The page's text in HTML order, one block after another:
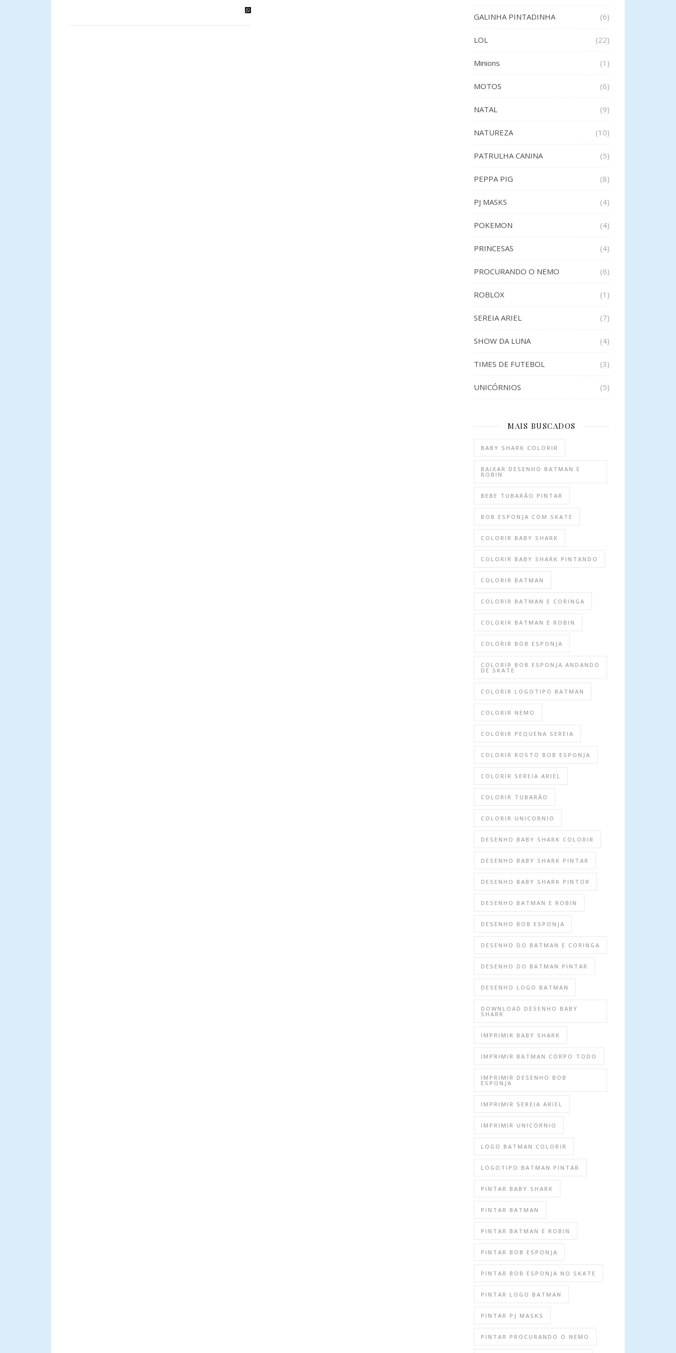
GALINHA PINTADINHA (6)
LOL (22)
Minions (1)
MOTOS (6)
NATAL (9)
NATUREZA (10)
PATRULHA CANINA (5)
PEPPA PIG (8)
PJ MASKS (4)
POKEMON (4)
PRINCESAS (4)
PROCURANDO O NEMO (6)
ROBLOX (1)
SEREIA ARIEL (7)
SHOW DA LUNA (4)
TIMES DE FUTEBOL (3)
UNICÓRNIOS (5)
MAIS BUSCADOS
BABY SHARK COLORIR
BAIXAR DESENHO BATMAN E
ROBIN
BEBE TUBARÃO PINTAR
BOB ESPONJA COM SKATE
COLORIR BABY SHARK
COLORIR BABY SHARK PINTANDO
COLORIR BATMAN
COLORIR BATMAN E CORINGA
COLORIR BATMAN E ROBIN
COLORIR BOB ESPONJA
COLORIR BOB ESPONJA ANDANDO
DE SKATE
COLORIR LOGOTIPO BATMAN
COLORIR NEMO
COLORIR PEQUENA SEREIA
COLORIR ROSTO BOB ESPONJA
COLORIR SEREIA ARIEL
COLORIR TUBARÃO
COLORIR UNICORNIO
DESENHO BABY SHARK COLORIR
DESENHO BABY SHARK PINTAR
DESENHO BABY SHARK PINTOR
DESENHO BATMAN E ROBIN
DESENHO BOB ESPONJA
DESENHO DO BATMAN E CORINGA
DESENHO DO BATMAN PINTAR
DESENHO LOGO BATMAN
DOWNLOAD DESENHO BABY
SHARK
IMPRIMIR BABY SHARK
IMPRIMIR BATMAN CORPO TODO
IMPRIMIR DESENHO BOB
ESPONJA
IMPRIMIR SEREIA ARIEL
IMPRIMIR UNICORNIO
LOGO BATMAN COLORIR
LOGOTIPO BATMAN PINTAR
PINTAR BABY SHARK
PINTAR BATMAN
PINTAR BATMAN E ROBIN
PINTAR BOB ESPONJA
PINTAR BOB ESPONJA NO SKATE
PINTAR LOGO BATMAN
PINTAR PJ MASKS
PINTAR PROCURANDO O NEMO